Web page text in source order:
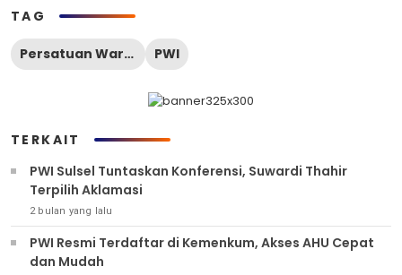
TAG
Persatuan Wartawan Indonesia PWI
TERKAIT
PWI Sulsel Tuntaskan Konferensi, Suwardi Thahir
Terpilih Aklamasi
2 bulan yang lalu
PWI Resmi Terdaftar di Kemenkum, Akses AHU Cepat
dan Mudah